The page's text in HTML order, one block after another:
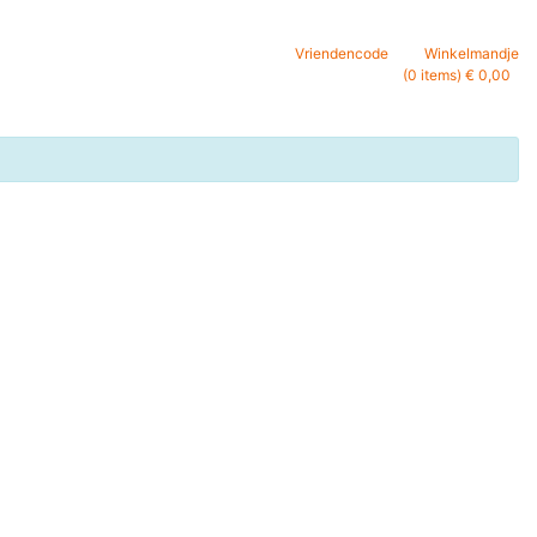
Vriendencode
Winkelmandje
(0 items) € 0,00